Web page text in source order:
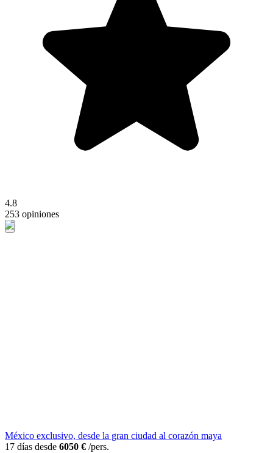
4.8
253 opiniones
México exclusivo, desde la gran ciudad al corazón maya
17 días desde 6050 € /pers.